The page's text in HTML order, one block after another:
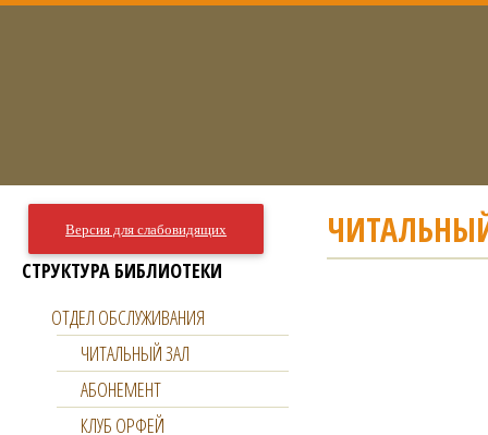
Версия для слабовидящих
СТРУКТУРА БИБЛИОТЕКИ
ОТДЕЛ ОБСЛУЖИВАНИЯ
ЧИТАЛЬНЫЙ ЗАЛ
АБОНЕМЕНТ
КЛУБ ОРФЕЙ